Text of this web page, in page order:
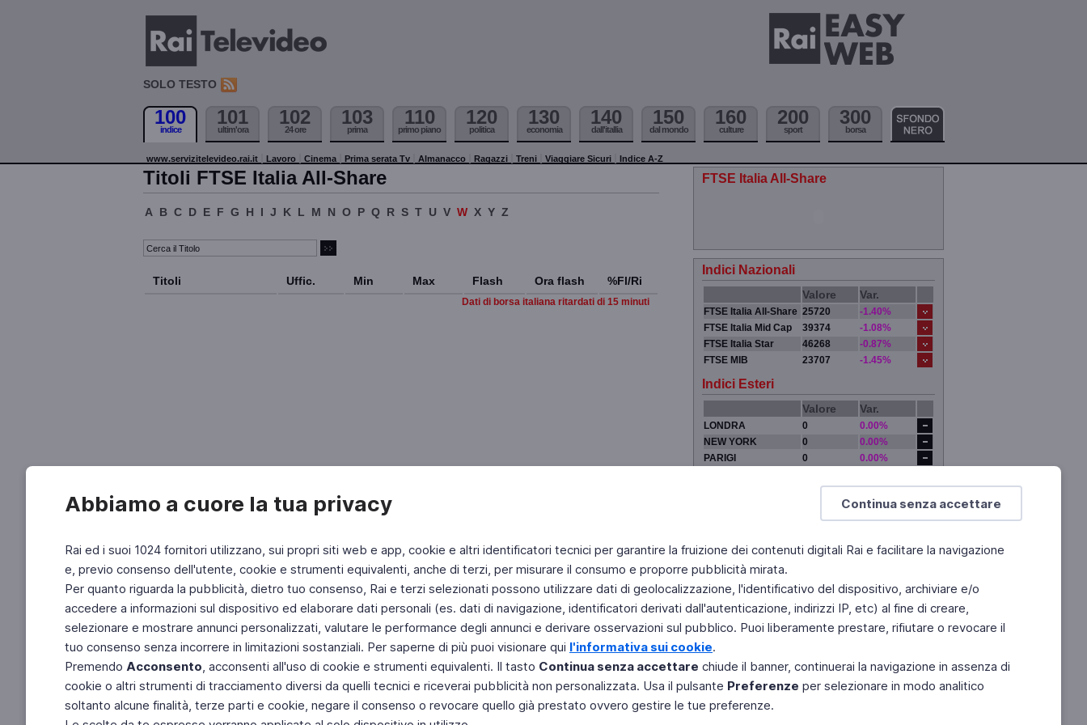
Continua senza accettare
Abbiamo a cuore la tua privacy
Rai ed i suoi 1024 fornitori utilizzano, sui propri siti web e app, cookie e altri identificatori tecnici per garantire la fruizione dei contenuti digitali Rai e facilitare la navigazione
e, previo consenso dell'utente, cookie e strumenti equivalenti, anche di terzi, per misurare il consumo e proporre pubblicità mirata.
Per quanto riguarda la pubblicità, dietro tuo consenso, Rai e terzi selezionati possono utilizzare dati di geolocalizzazione, l'identificativo del dispositivo, archiviare e/o
accedere a informazioni sul dispositivo ed elaborare dati personali (es. dati di navigazione, identificatori derivati dall'autenticazione, indirizzi IP, etc) al fine di creare,
selezionare e mostrare annunci personalizzati, valutare le performance degli annunci e derivare osservazioni sul pubblico. Puoi liberamente prestare, rifiutare o revocare il
tuo consenso senza incorrere in limitazioni sostanziali. Per saperne di più puoi visionare qui l'informativa sui cookie.
Premendo Acconsento, acconsenti all'uso di cookie e strumenti equivalenti. Il tasto Continua senza accettare chiude il banner, continuerai la navigazione in assenza di
cookie o altri strumenti di tracciamento diversi da quelli tecnici e riceverai pubblicità non personalizzata. Usa il pulsante Preferenze per selezionare in modo analitico
soltanto alcune finalità, terze parti e cookie, negare il consenso o revocare quello già prestato ovvero gestire le tue preferenze.
SOLO TESTO
100
indice
101
ultim'ora
102
24 ore
103
prima
110
primo piano
120
politica
130
economia
140
dall'itallia
150
dal mondo
160
culture
200
sport
300
borsa
www.servizitelevideo.rai.it Lavoro Cinema Prima serata Tv Almanacco Ragazzi Treni Viaggiare Sicuri Indice A-Z
Titoli FTSE Italia All-Share
A B C D E F G H I J K L M N O P Q R S T U V W X Y Z
Titoli Uffic. Min Max Flash Ora flash %Fl/Ri
Dati di borsa italiana ritardati di 15 minuti
FTSE Italia All-Share
Indici Nazionali
Valore Var.
FTSE Italia All-Share 25720
-1.40%
FTSE Italia Mid Cap
39374
-1.08%
FTSE Italia Star
46268
-0.87%
FTSE MIB
23707 -1.45%
Indici Esteri
Valore Var.
LONDRA 0
0.00%
NEW YORK
0
0.00%
PARIGI
0
0.00%
Fai di Televideo la tua Home Page Chi Siamo
Copyright © 2011 Rai - Tutti i diritti riservati
Engineered by RAI - Reti e Piattaforme